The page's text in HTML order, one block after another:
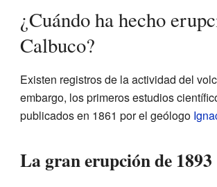
¿Cuándo ha hecho
Calbuco?
Existen registros de la actividad del
embargo, los primeros estudios
publicados en 1861 por el geólogo
La gran erupción de 1893